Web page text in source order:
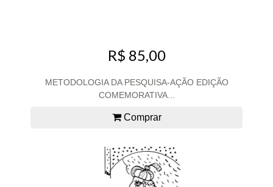
R$ 85,00
METODOLOGIA DA PESQUISA-AÇÃO EDIÇÃO
COMEMORATIVA...
Comprar